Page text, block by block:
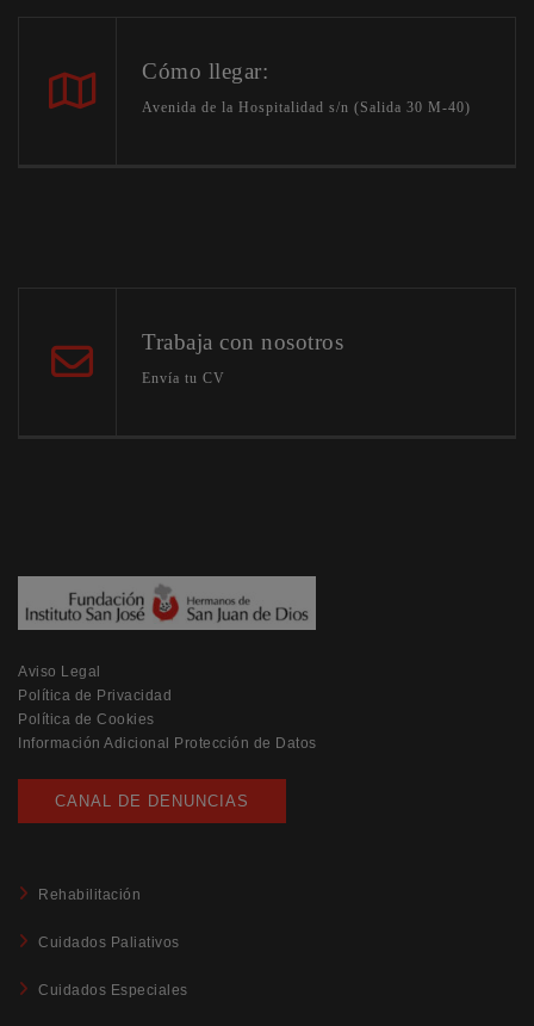
Cómo llegar:
Avenida de la Hospitalidad s/n (Salida 30 M-40)
Trabaja con nosotros
Envía tu CV
Aviso Legal
Política de Privacidad
Política de Cookies
Información Adicional Protección de Datos
CANAL DE DENUNCIAS
Rehabilitación
Cuidados Paliativos
Cuidados Especiales